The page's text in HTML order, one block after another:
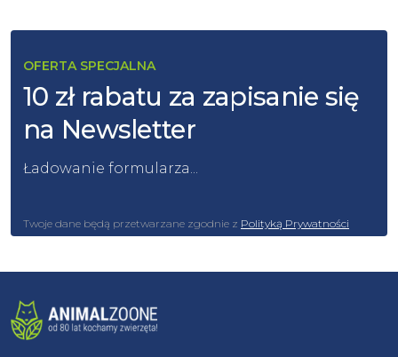
OFERTA SPECJALNA
10 zł rabatu za zapisanie się
na Newsletter
Ładowanie formularza...
Twoje dane będą przetwarzane zgodnie z Polityką Prywatności